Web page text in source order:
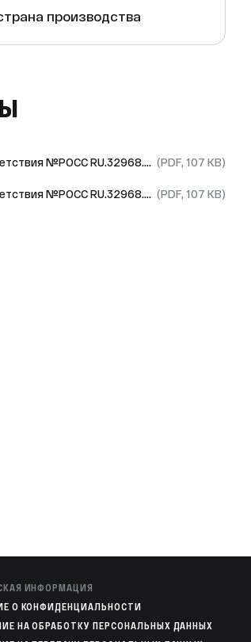
производства
Сертификат соответствия №РОСС RU.32968.04ИЦМО.ОСП01.Н00112/24 (PDF, 107 KB)
Сертификат соответствия №РОСС RU.32968.04ИЦМО.ОСП01.Н00112/24 (PDF, 107 KB)
ИНФОРМАЦИЯ
О КОНФИДЕНЦИАЛЬНОСТИ
НА ОБРАБОТКУ ПЕРСОНАЛЬНЫХ ДАННЫХ